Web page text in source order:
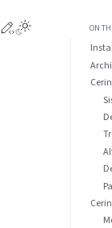
View this page
Edit this pageON